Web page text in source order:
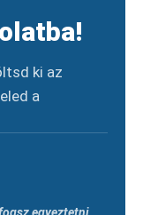
ki az
a